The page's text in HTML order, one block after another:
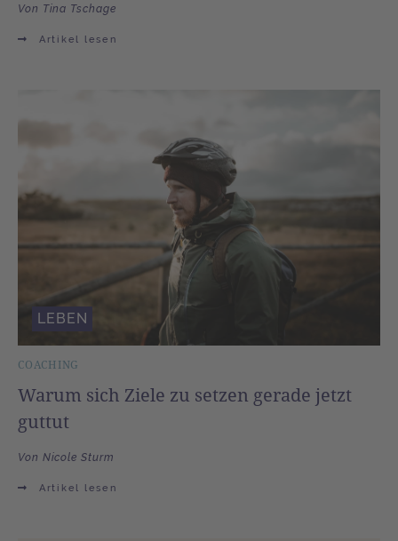
Von Tina Tschage
Artikel lesen
COACHING
Warum sich Ziele zu setzen gerade jetzt
guttut
Von Nicole Sturm
Artikel lesen
LEBEN